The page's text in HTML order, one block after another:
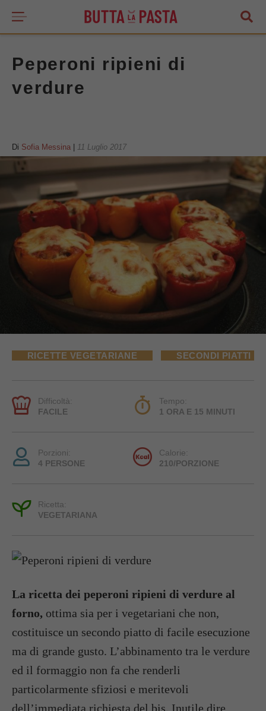
Peperoni ripieni di
verdure
Di Sofia Messina 11 Luglio 2017
RICETTE VEGETARIANE SECONDI PIATTI
Difficoltà:
FACILE
Tempo:
1 ORA E 15 MINUTI
Porzioni:
4 PERSONE
Calorie:
210/PORZIONE
Ricetta:
VEGETARIANA
La ricetta dei peperoni ripieni di verdure al
forno, ottima sia per i vegetariani che non,
costituisce un secondo piatto di facile esecuzione
ma di grande gusto. L’abbinamento tra le verdure
ed il formaggio non fa che renderli
particolarmente sfiziosi e meritevoli
dell’immediata richiesta del bis. Inutile dire